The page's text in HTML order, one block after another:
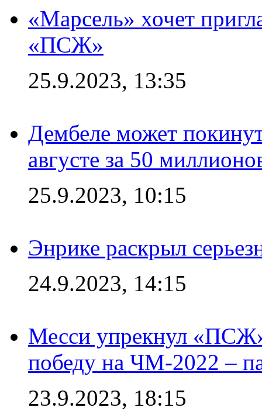
«Марсель» хочет
«ПСЖ»
25.9.2023, 13:35
Дембеле может
августе за 50
25.9.2023, 10:15
Энрике раскрыл
24.9.2023, 14:15
Месси упрекнул «ПСЖ»
победу на ЧМ-2022 –
23.9.2023, 18:15